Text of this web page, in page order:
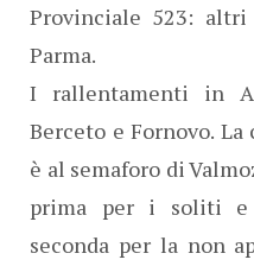
Provinciale 523:
Parma.
I rallentamenti in
Berceto e Fornovo.
è al semaforo di
prima per i soliti e
seconda per la non